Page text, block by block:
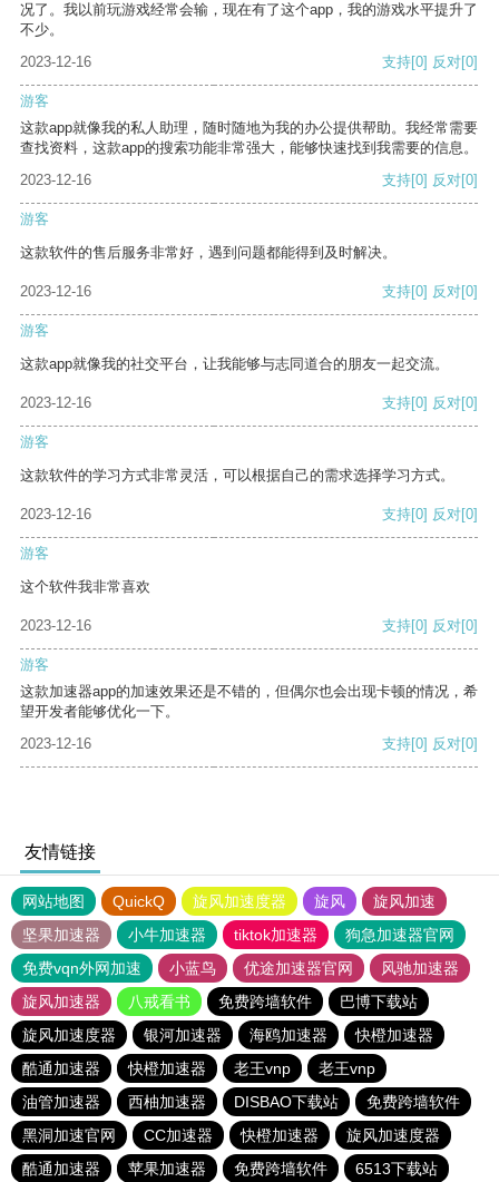
况了。我以前玩游戏经常会输，现在有了这个app，我的游戏水平提升了
不少。
2023-12-16
支持[0] 反对[0]
游客
这款app就像我的私人助理，随时随地为我的办公提供帮助。我经常需要
查找资料，这款app的搜索功能非常强大，能够快速找到我需要的信息。
2023-12-16
支持[0] 反对[0]
游客
这款软件的售后服务非常好，遇到问题都能得到及时解决。
2023-12-16 支持[0] 反对[0]
游客
这款app就像我的社交平台，让我能够与志同道合的朋友一起交流。
2023-12-16 支持[0] 反对[0]
游客
这款软件的学习方式非常灵活，可以根据自己的需求选择学习方式。
2023-12-16 支持[0] 反对[0]
游客
这个软件我非常喜欢
2023-12-16 支持[0] 反对[0]
游客
这款加速器app的加速效果还是不错的，但偶尔也会出现卡顿的情况，希
望开发者能够优化一下。
2023-12-16
支持[0] 反对[0]
友情链接
网站地图 QuickQ 旋风加速度器 旋风
旋风加速
坚果加速器
小牛加速器 tiktok加速器
狗急加速器官网
免费vqn外网加速
小蓝鸟 优途加速器官网
风驰加速器
旋风加速器
八戒看书 免费跨墙软件
巴博下载站
旋风加速度器
银河加速器 海鸥加速器
快橙加速器
酷通加速器
快橙加速器 老王vnp
老王vnp
油管加速器
西柚加速器 DISBAO下载站
免费跨墙软件
黑洞加速官网
CC加速器 快橙加速器
旋风加速度器
酷通加速器
苹果加速器 免费跨墙软件 6513下载站